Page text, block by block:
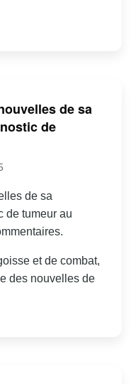
de sa
de
de sa
de tumeur au
et de combat,
des nouvelles de